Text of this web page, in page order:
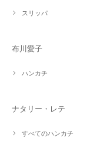
スリッパ
布川愛子
ハンカチ
ナタリー・レテ
すべてのハンカチ